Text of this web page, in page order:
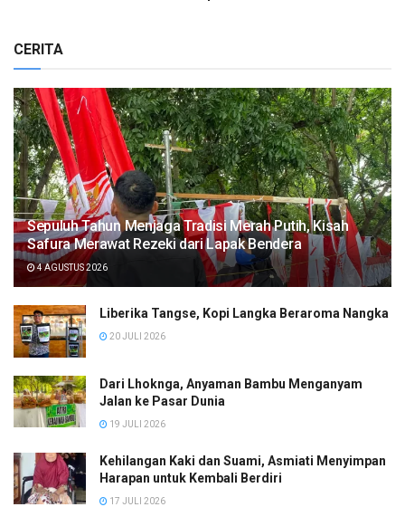
CERITA
Sepuluh Tahun Menjaga Tradisi Merah Putih, Kisah
Safura Merawat Rezeki dari Lapak Bendera
4 AGUSTUS 2026
Liberika Tangse, Kopi Langka Beraroma Nangka
20 JULI 2026
Dari Lhoknga, Anyaman Bambu Menganyam
Jalan ke Pasar Dunia
19 JULI 2026
Kehilangan Kaki dan Suami, Asmiati Menyimpan
Harapan untuk Kembali Berdiri
17 JULI 2026